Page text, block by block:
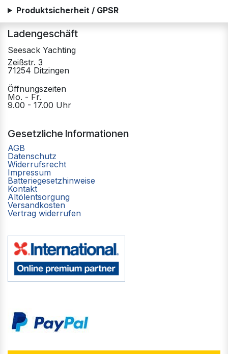
Produktsicherheit / GPSR
Ladengeschäft
Seesack Yachting
Zeißstr. 3
71254 Ditzingen
Öffnungszeiten
Mo. - Fr.
9.00 - 17.00 Uhr
Gesetzliche Informationen
AGB
Datenschutz
Widerrufsrecht
Impressum
Batteriegesetzhinweise
Kontakt
Altölentsorgung
Versandkosten
Vertrag widerrufen